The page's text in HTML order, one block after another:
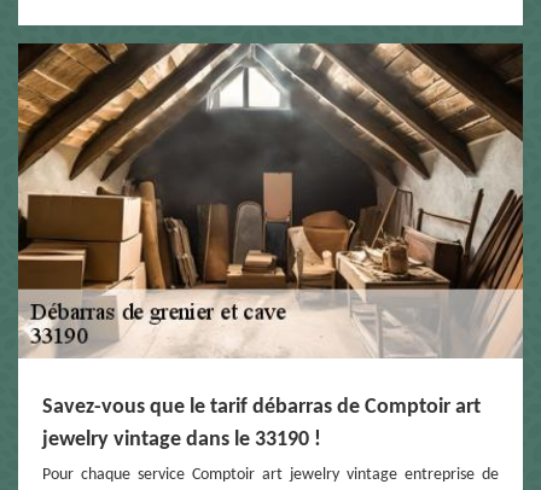
Savez-vous que le tarif débarras de Comptoir art
jewelry vintage dans le 33190 !
Pour chaque service Comptoir art jewelry vintage entreprise de